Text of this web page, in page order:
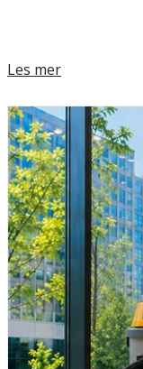
Les mer